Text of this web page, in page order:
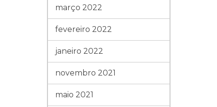
março 2022
fevereiro 2022
janeiro 2022
novembro 2021
maio 2021